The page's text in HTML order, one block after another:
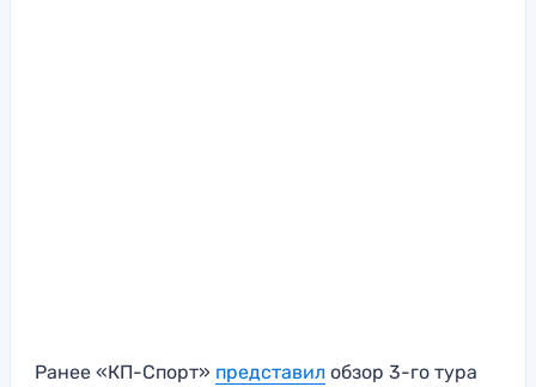
Ранее «КП-Спорт» представил обзор 3-го тура